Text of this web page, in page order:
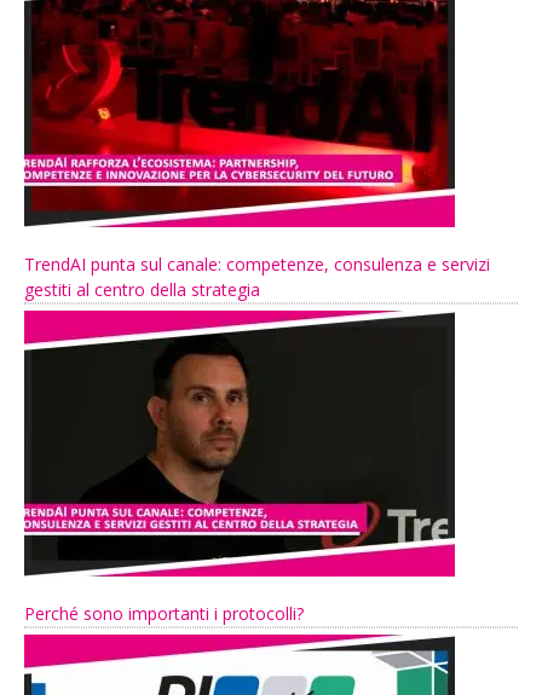
TrendAI punta sul canale: competenze, consulenza e servizi
gestiti al centro della strategia
Perché sono importanti i protocolli?